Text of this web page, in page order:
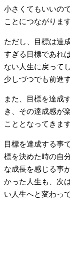
小さくてもいいの
ことにつながります
ただし、目標は達
すぎる目標であれ
ない人生に戻って
少しづつでも前進
また、目標を達成
き、その達成感が
こととなってきます
目標を達成する事
標を決めた時の自
な成長を感じる事
かった人生も、次
い人生へと変わっ